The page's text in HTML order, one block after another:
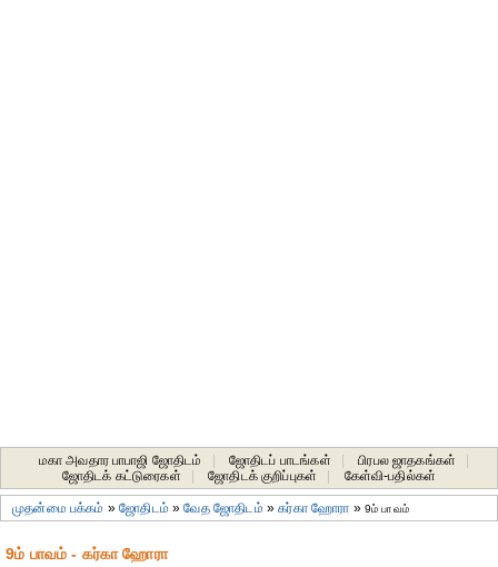
மகா அவதார பாபாஜி ஜோதிடம் ஜோதிடப் பாடங்கள் பிரபல ஜாதகங்கள்
ஜோதிடக் கட்டுரைகள்
ஜோதிடக் குறிப்புகள் கேள்வி-பதில்கள்
முதன்மை பக்கம் »ஜோதிடம் »வேத ஜோதிடம் »கர்கா ஹோரா » 9ம் பாவம்
9ம் பாவம் - கர்கா ஹோரா